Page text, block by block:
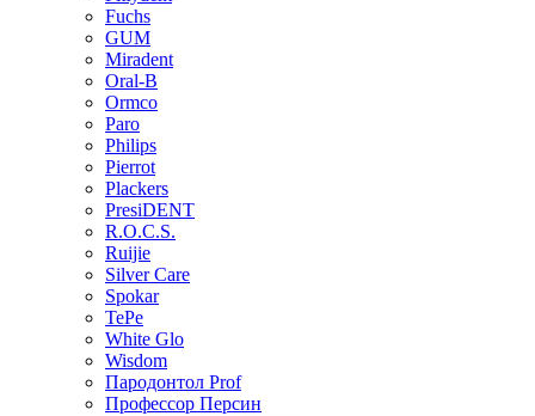
Fuchs
GUM
Miradent
Oral-B
Ormco
Paro
Philips
Pierrot
Plackers
PresiDENT
R.O.C.S.
Ruijie
Silver Care
Spokar
TePe
White Glo
Wisdom
Пародонтол Prof
Профессор Персин